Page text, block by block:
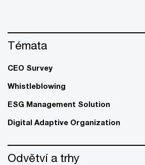
Témata
CEO Survey
Whistleblowing
ESG Management Solution
Digital Adaptive Organization
Odvětví a trhy